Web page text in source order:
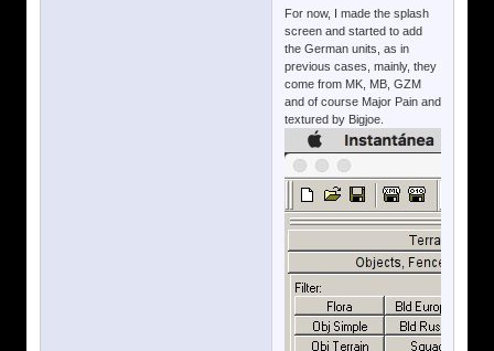
For now, I made the splash
screen and started to add
the German units, as in
previous cases, mainly, they
come from MK, MB, GZM
and of course Major Pain and
textured by Bigjoe.